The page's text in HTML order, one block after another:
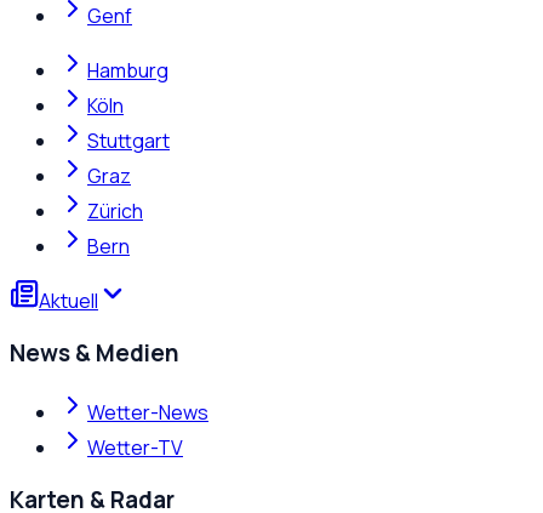
Genf
Hamburg
Köln
Stuttgart
Graz
Zürich
Bern
Aktuell
News & Medien
Wetter-News
Wetter-TV
Karten & Radar